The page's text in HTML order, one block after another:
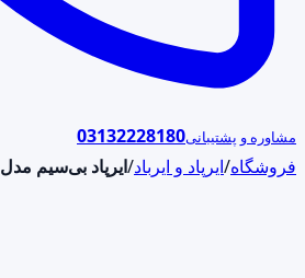
مشاوره و پشتیبانی03132228180
فروشگاه/ایرپاد و ایرباد/ایرپاد بی‌سیم مدل PHB3223 | تو گوشی…